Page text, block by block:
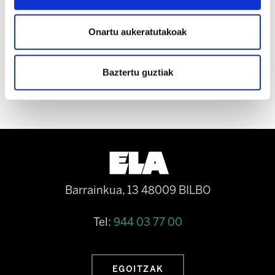
Onartu aukeratutakoak
Baztertu guztiak
kanpoko ordezpena. Hori horrela, lan-gatazka
handituz doa.
Barrainkua, 13 48009 BILBO
Tel: 944 03 77 00
EGOITZAK